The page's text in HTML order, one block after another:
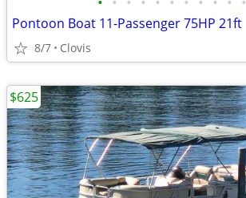
Pontoon Boat 11-Passenger 75HP 21ft
8/7 Clovis
$625